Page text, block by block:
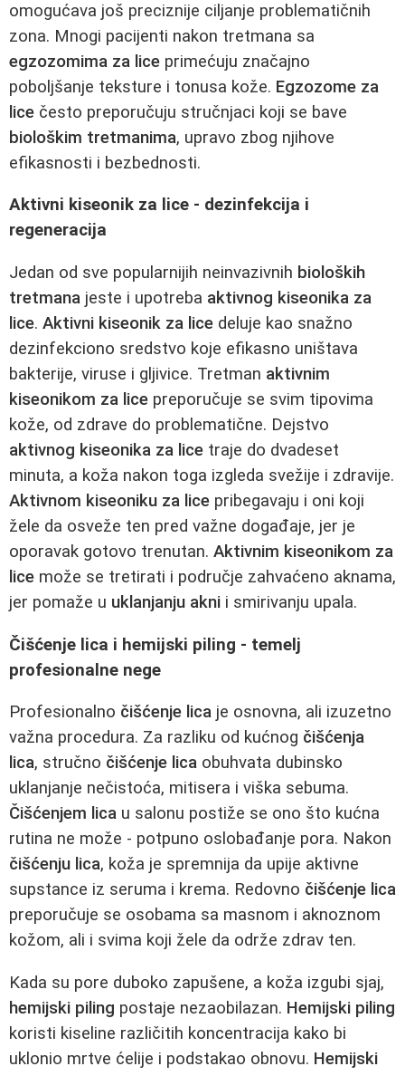
omogućava još preciznije ciljanje problematičnih
zona. Mnogi pacijenti nakon tretmana sa
egzozomima za lice primećuju značajno
poboljšanje teksture i tonusa kože. Egzozome za
lice često preporučuju stručnjaci koji se bave
biološkim tretmanima, upravo zbog njihove
efikasnosti i bezbednosti.
Aktivni kiseonik za lice - dezinfekcija i
regeneracija
Jedan od sve popularnijih neinvazivnih bioloških
tretmana jeste i upotreba aktivnog kiseonika za
lice. Aktivni kiseonik za lice deluje kao snažno
dezinfekciono sredstvo koje efikasno uništava
bakterije, viruse i gljivice. Tretman aktivnim
kiseonikom za lice preporučuje se svim tipovima
kože, od zdrave do problematične. Dejstvo
aktivnog kiseonika za lice traje do dvadeset
minuta, a koža nakon toga izgleda svežije i zdravije.
Aktivnom kiseoniku za lice pribegavaju i oni koji
žele da osveže ten pred važne događaje, jer je
oporavak gotovo trenutan. Aktivnim kiseonikom za
lice može se tretirati i područje zahvaćeno aknama,
jer pomaže u uklanjanju akni i smirivanju upala.
Čišćenje lica i hemijski piling - temelj
profesionalne nege
Profesionalno čišćenje lica je osnovna, ali izuzetno
važna procedura. Za razliku od kućnog čišćenja
lica, stručno čišćenje lica obuhvata dubinsko
uklanjanje nečistoća, mitisera i viška sebuma.
Čišćenjem lica u salonu postiže se ono što kućna
rutina ne može - potpuno oslobađanje pora. Nakon
čišćenju lica, koža je spremnija da upije aktivne
supstance iz seruma i krema. Redovno čišćenje lica
preporučuje se osobama sa masnom i aknoznom
kožom, ali i svima koji žele da održe zdrav ten.
Kada su pore duboko zapušene, a koža izgubi sjaj,
hemijski piling postaje nezaobilazan. Hemijski piling
koristi kiseline različitih koncentracija kako bi
uklonio mrtve ćelije i podstakao obnovu. Hemijski